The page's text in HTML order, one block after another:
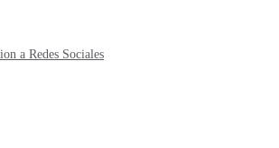
a Redes Sociales